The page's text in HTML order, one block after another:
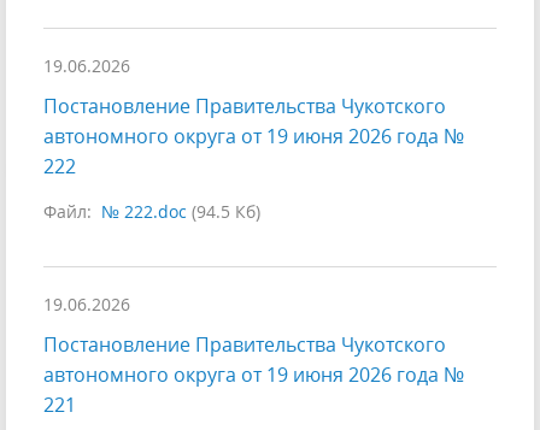
19.06.2026
Постановление Правительства Чукотского
автономного округа от 19 июня 2026 года №
222
Файл: № 222.doc (94.5 Кб)
19.06.2026
Постановление Правительства Чукотского
автономного округа от 19 июня 2026 года №
221